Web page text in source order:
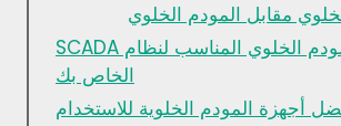
مقابل المودم الخلوي
اختيار المودم الخلوي المناسب لنظام SCADA
الخاص بك
أجهزة المودم الخلوية للاستخدام